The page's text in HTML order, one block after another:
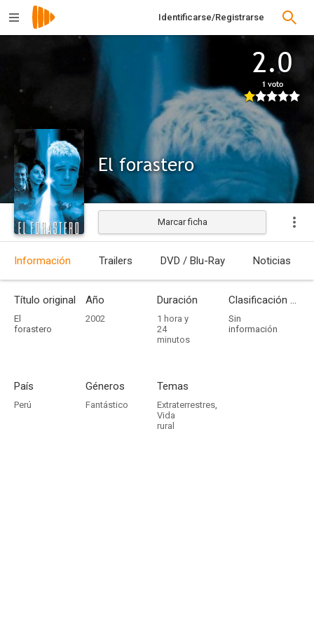
Identificarse/Registrarse
2.0
1 voto
El forastero
Estrenada
Marcar ficha
Información Trailers DVD / Blu-Ray Noticias
Título original
El
forastero
Año
2002
Duración
1 hora y
24
minutos
Clasificación por edades
Sin
información
País
Perú
Géneros
Fantástico
Temas
Extraterrestres,
Vida
rural